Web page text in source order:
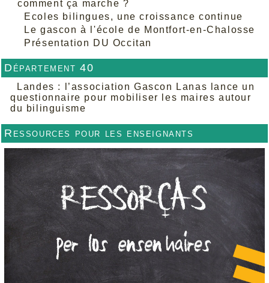
comment ça marche ?
Ecoles bilingues, une croissance continue
Le gascon à l'école de Montfort-en-Chalosse
Présentation DU Occitan
Département 40
Landes : l’association Gascon Lanas lance un
questionnaire pour mobiliser les maires autour
du bilinguisme
Ressources pour les enseignants